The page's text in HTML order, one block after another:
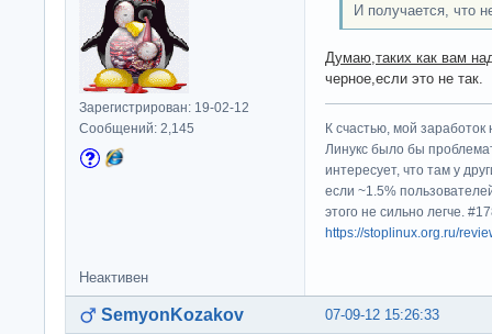
Зарегистрирован: 19-02-12
Сообщений: 2,145
И получается, что
Думаю,таких как вам
черное,если это не так.
К счастью, мой
Линукс было бы
интересует, что там у
если ~1.5%
этого не сильно легче.
https://stoplinux.org.ru/
Неактивен
07-09-12 15:26:33
SemyonKozakov